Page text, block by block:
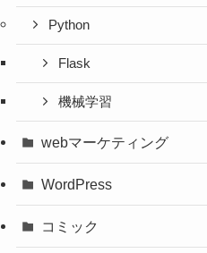
Python
Flask
機械学習
webマーケティング
WordPress
コミック